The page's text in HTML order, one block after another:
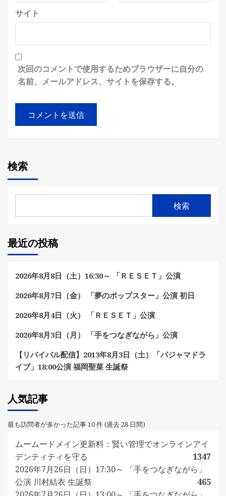
サイト
次回のコメントで使用するためブラウザーに自分の
名前、メールアドレス、サイトを保存する。
検索
検索
最近の投稿
2026年8月8日（土）16:30～ 「ＲＥＳＥＴ」公演
2026年8月7日（金） 「夢のポップスター」公演 初日
2026年8月4日（火） 「ＲＥＳＥＴ」公演
2026年8月3日（月） 「手をつなぎながら」公演
【リバイバル配信】2013年8月3日（土）「パジャマドラ
イブ」18:00公演 福岡聖菜 生誕祭
人気記事
最も訪問者が多かった記事 10 件 (過去 28 日間)
ムームードメイン更新料：賢い管理でオンラインアイ
デンティティを守る
1347
2026年7月26日（日）17:30～ 「手をつなぎながら」
公演 川村結衣 生誕祭
465